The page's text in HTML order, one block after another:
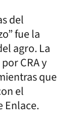
del
fue la
agro. La
CRA y
que
el
Enlace.